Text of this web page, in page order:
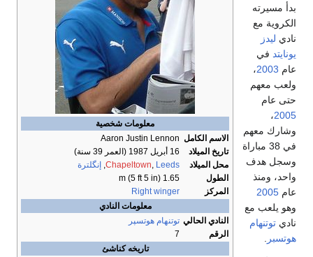
معلومات شخصية
الاسم الكامل Aaron Justin Lennon
تاريخ الميلاد
16 أبريل 1987
(العمر 39 سنة)
محل الميلاد
Chapeltown, Leeds
, إنگلترة
الطول
1.65 m (5 ft 5 in)
المركز
Right winger
معلومات النادي
النادي الحالي توتنهام هوتسپر
الرقم
7
تاريخه كناشئ
بدأ مسيرته
الكروية مع
نادي ليدز
يونايتد في
عام 2003،
ولعب معهم
حتى عام
2005،
وشارك معهم
في 38 مباراة
وسجل هدف
واحد، ومنذ
عام 2005
وهو يلعب مع
نادي توتنهام
هوتسبر